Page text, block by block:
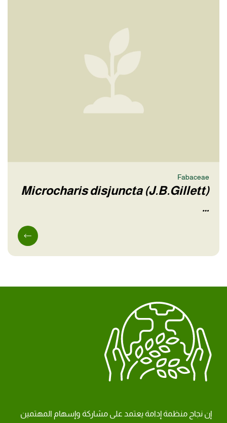
Fabaceae
Microcharis disjuncta (J.B.Gillett)
…
إن نجاح منظمة إدامة يعتمد على مشاركة وإسهام المهتمين